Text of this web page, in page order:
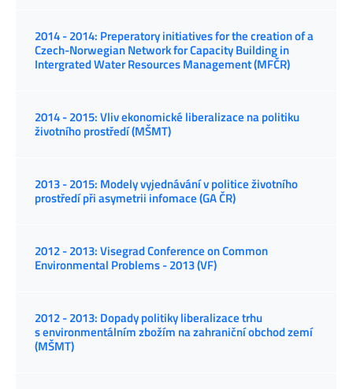
2014 - 2014: Preperatory initiatives for the creation of a
Czech-Norwegian Network for Capacity Building in
Intergrated Water Resources Management (MFČR)
2014 - 2015: Vliv ekonomické liberalizace na politiku
životního prostředí (MŠMT)
2013 - 2015: Modely vyjednávání v politice životního
prostředí při asymetrii infomace (GA ČR)
2012 - 2013: Visegrad Conference on Common
Environmental Problems - 2013 (VF)
2012 - 2013: Dopady politiky liberalizace trhu
s environmentálním zbožím na zahraniční obchod zemí
(MŠMT)